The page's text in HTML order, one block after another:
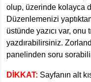
olup, üzerinde kolayca
Düzenlemenizi
üstünde yazıcı var, onu
yazdırabilirsiniz.
panelinden soru
DİKKAT: Sayfanın alt